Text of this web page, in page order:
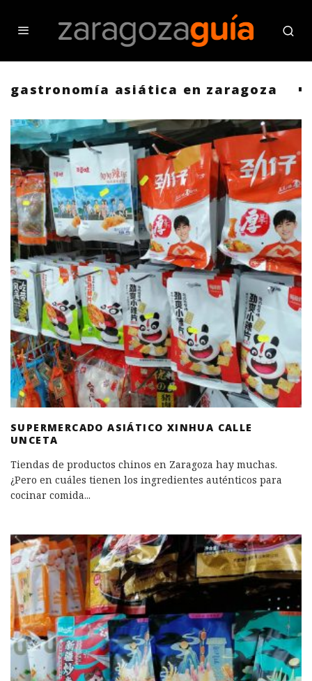
gastronomía asiática en zaragoza
SUPERMERCADO ASIÁTICO XINHUA CALLE
UNCETA
Tiendas de productos chinos en Zaragoza hay muchas.
¿Pero en cuáles tienen los ingredientes auténticos para
cocinar comida...